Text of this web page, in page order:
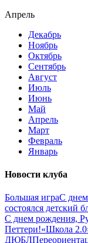
Апрель
Декабрь
Ноябрь
Октябрь
Сентябрь
Август
Июль
Июнь
Май
Апрель
Март
Февраль
Январь
Новости клуба
Большая играС
состоялся детский
С днем рождения,
Петтери!«Школа
ДЮБЛ